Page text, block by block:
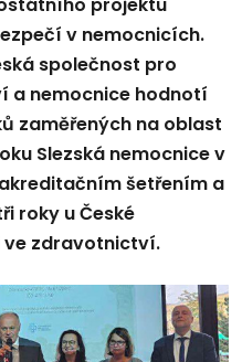
projektu
v nemocnicích.
společnost pro
a nemocnice hodnotí
zaměřených na oblast
Slezská nemocnice v
šetřením a
roky u České
zdravotnictví.